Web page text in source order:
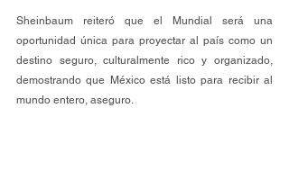
Sheinbaum reiteró que el Mundial será una
oportunidad única para proyectar al país como un
destino seguro, culturalmente rico y organizado,
demostrando que México está listo para recibir al
mundo entero, aseguro.